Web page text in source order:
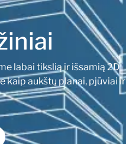
labai tikslią ir išsamią 2D
kaip aukštų planai, pjūviai ir